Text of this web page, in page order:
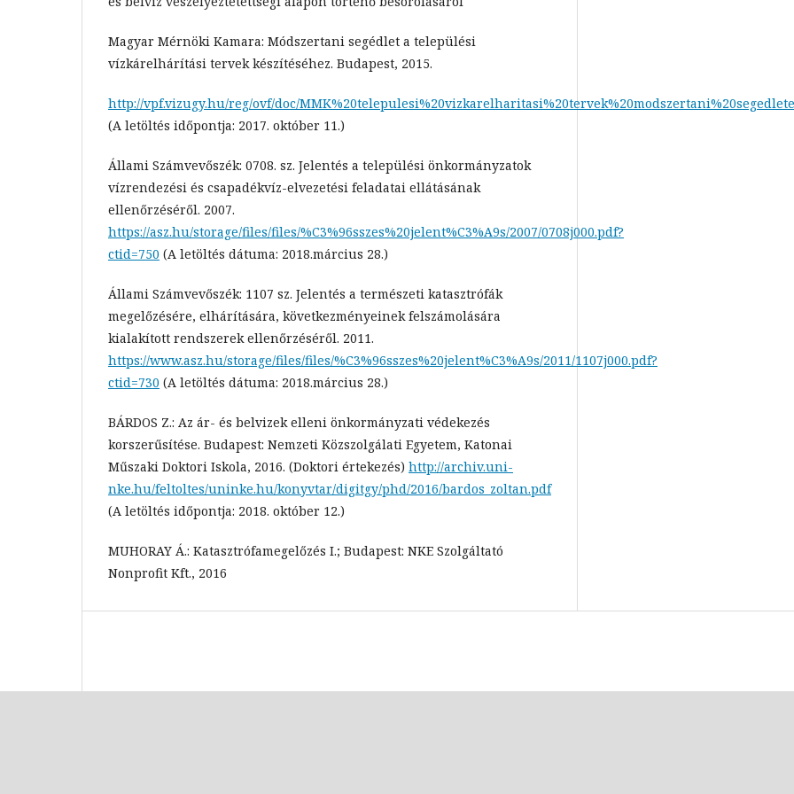
Magyar Mérnöki Kamara: Módszertani segédlet a települési
vízkárelhárítási tervek készítéséhez. Budapest, 2015.
http://vpf.vizugy.hu/reg/ovf/doc/
(A letöltés időpontja: 2017. október 11.)
Állami Számvevőszék: 0708. sz. Jelentés a települési önkormányzatok
vízrendezési és csapadékvíz-elvezetési feladatai ellátásának
ellenőrzéséről. 2007.
https://asz.hu/storage/files/files/%C3%96sszes%20jelent%C3%A9s/2007/0708j000.pdf?
ctid=750 (A letöltés dátuma: 2018.március 28.)
Állami Számvevőszék: 1107 sz. Jelentés a természeti katasztrófák
megelőzésére, elhárítására, következményeinek felszámolására
kialakított rendszerek ellenőrzéséről. 2011.
https://www.asz.hu/storage/files/files/%C3%96sszes%20jelent%C3%A9s/2011/1107j000.pdf?
ctid=730 (A letöltés dátuma: 2018.március 28.)
BÁRDOS Z.: Az ár- és belvizek elleni önkormányzati védekezés
korszerűsítése. Budapest: Nemzeti Közszolgálati Egyetem, Katonai
Műszaki Doktori Iskola, 2016. (Doktori értekezés) http://archiv.uni-
nke.hu/feltoltes/uninke.hu/konyvtar/digitgy/phd/2016/bardos_zoltan.pdf
(A letöltés időpontja: 2018. október 12.)
MUHORAY Á.: Katasztrófamegelőzés I.; Budapest: NKE Szolgáltató
Nonprofit Kft., 2016